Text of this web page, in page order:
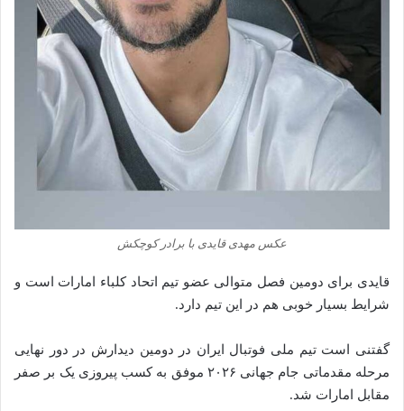
عکس مهدی قایدی با برادر کوچکش
قایدی برای دومین فصل متوالی عضو تیم اتحاد کلباء امارات است و
شرایط بسیار خوبی هم در این تیم دارد.
گفتنی است تیم ملی فوتبال ایران در دومین دیدارش در دور نهایی
مرحله مقدماتی جام جهانی ۲۰۲۶ موفق به کسب پیروزی یک بر صفر
مقابل امارات شد.